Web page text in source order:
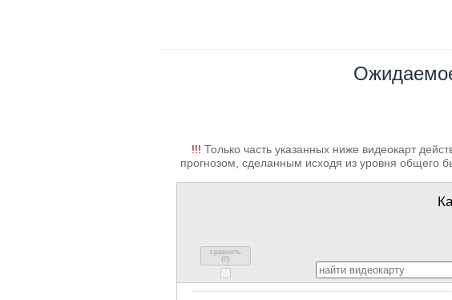
!!! Только часть указанных ниже видеокарт
прогнозом, сделанным исходя из уровня общего
сравнить
(0)